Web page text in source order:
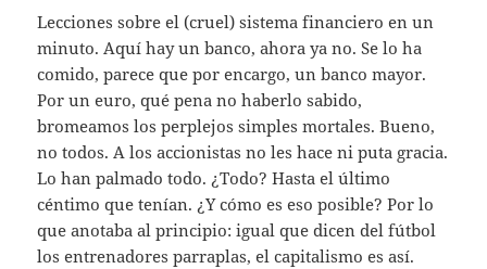
Lecciones sobre el (cruel) sistema financiero en un
minuto. Aquí hay un banco, ahora ya no. Se lo ha
comido, parece que por encargo, un banco mayor.
Por un euro, qué pena no haberlo sabido,
bromeamos los perplejos simples mortales. Bueno,
no todos. A los accionistas no les hace ni puta gracia.
Lo han palmado todo. ¿Todo? Hasta el último
céntimo que tenían. ¿Y cómo es eso posible? Por lo
que anotaba al principio: igual que dicen del fútbol
los entrenadores parraplas, el capitalismo es así.